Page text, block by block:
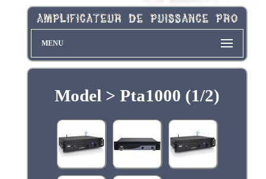
MENU
Model > Pta1000 (1/2)